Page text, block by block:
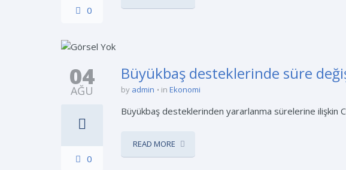
0
04
AĞU
0
Büyükbaş desteklerinde süre
by admin in Ekonomi
Büyükbaş desteklerinden yararlanma sürelerine ilişkin
READ MORE